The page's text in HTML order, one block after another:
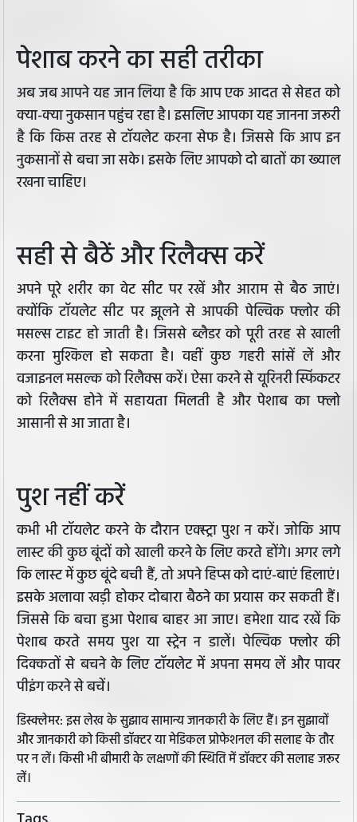
पेशाब करने का सही तरीका
अब जब आपने यह जान लिया है कि आप एक आदत से सेहत को
क्या-क्या नुकसान पहुंच रहा है। इसलिए आपका यह जानना जरूरी
है कि किस तरह से टॉयलेट करना सेफ है। जिससे कि आप इन
नुकसानों से बचा जा सके। इसके लिए आपको दो बातों का ख्याल
रखना चाहिए।
सही से बैठें और रिलैक्स करें
अपने पूरे शरीर का वेट सीट पर रखें और आराम से बैठ जाएं।
क्योंकि टॉयलेट सीट पर झूलने से आपकी पेल्विक फ्लोर की
मसल्स टाइट हो जाती है। जिससे ब्लैडर को पूरी तरह से खाली
करना मुश्किल हो सकता है। वहीं कुछ गहरी सांसें लें और
वजाइनल मसल्क को रिलैक्स करें। ऐसा करने से यूरिनरी स्फिंकटर
को रिलैक्स होने में सहायता मिलती है और पेशाब का फ्लो
आसानी से आ जाता है।
पुश नहीं करें
कभी भी टॉयलेट करने के दौरान एक्स्ट्रा पुश न करें। जोकि आप
लास्ट की कुछ बूंदों को खाली करने के लिए करते होंगे। अगर लगे
कि लास्ट में कुछ बूंदे बची हैं, तो अपने हिप्स को दाएं-बाएं हिलाएं।
इसके अलावा खड़ी होकर दोबारा बैठने का प्रयास कर सकती हैं।
जिससे कि बचा हुआ पेशाब बाहर आ जाए। हमेशा याद रखें कि
पेशाब करते समय पुश या स्ट्रेन न डालें। पेल्विक फ्लोर की
दिक्कतों से बचने के लिए टॉयलेट में अपना समय लें और पावर
पीइंग करने से बचें।
डिस्क्लेमर: इस लेख के सुझाव सामान्य जानकारी के लिए हैं। इन सुझावों
और जानकारी को किसी डॉक्टर या मेडिकल प्रोफेशनल की सलाह के तौर
पर न लें। किसी भी बीमारी के लक्षणों की स्थिति में डॉक्टर की सलाह जरूर
लें।